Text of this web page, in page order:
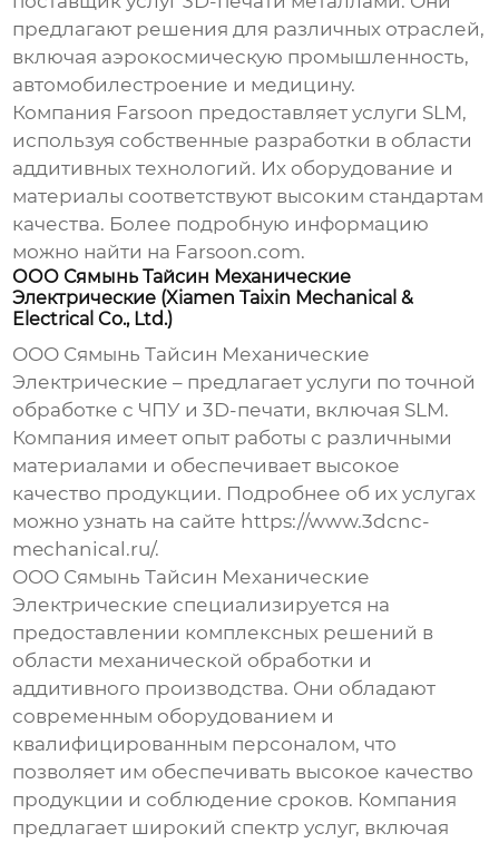
предлагают решения для различных отраслей,
включая аэрокосмическую промышленность,
автомобилестроение и медицину.
Компания Farsoon предоставляет услуги SLM,
используя собственные разработки в области
аддитивных технологий. Их оборудование и
материалы соответствуют высоким стандартам
качества. Более подробную информацию
можно найти на Farsoon.com.
ООО Сямынь Тайсин Механические
Электрические (Xiamen Taixin Mechanical &
Electrical Co., Ltd.)
ООО Сямынь Тайсин Механические
Электрические – предлагает услуги по точной
обработке с ЧПУ и 3D-печати, включая SLM.
Компания имеет опыт работы с различными
материалами и обеспечивает высокое
качество продукции. Подробнее об их услугах
можно узнать на сайте https://www.3dcnc-
mechanical.ru/.
ООО Сямынь Тайсин Механические
Электрические специализируется на
предоставлении комплексных решений в
области механической обработки и
аддитивного производства. Они обладают
современным оборудованием и
квалифицированным персоналом, что
позволяет им обеспечивать высокое качество
продукции и соблюдение сроков. Компания
предлагает широкий спектр услуг, включая